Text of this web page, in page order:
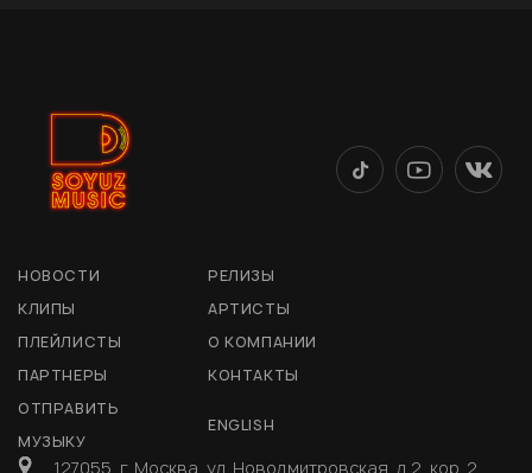
НОВОСТИ
РЕЛИЗЫ
КЛИПЫ
АРТИСТЫ
ПЛЕЙЛИСТЫ
О КОМПАНИИ
ПАРТНЕРЫ
КОНТАКТЫ
ОТПРАВИТЬ
МУЗЫКУ
ENGLISH
127055, г. Москва, ул. Новодмитровская, д 2, кор. 2